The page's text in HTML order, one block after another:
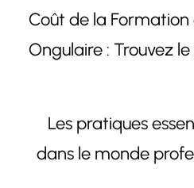
Coût de la Formation
Ongulaire : Trouvez
Les pratiques
dans le monde